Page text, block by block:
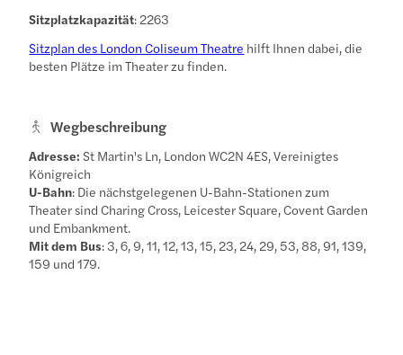
Sitzplatzkapazität: 2263
Sitzplan des London Coliseum Theatre hilft Ihnen dabei, die
besten Plätze im Theater zu finden.
Wegbeschreibung
Adresse: St Martin's Ln, London WC2N 4ES, Vereinigtes
Königreich
U-Bahn: Die nächstgelegenen U-Bahn-Stationen zum
Theater sind Charing Cross, Leicester Square, Covent Garden
und Embankment.
Mit dem Bus: 3, 6, 9, 11, 12, 13, 15, 23, 24, 29, 53, 88, 91, 139,
159 und 179.